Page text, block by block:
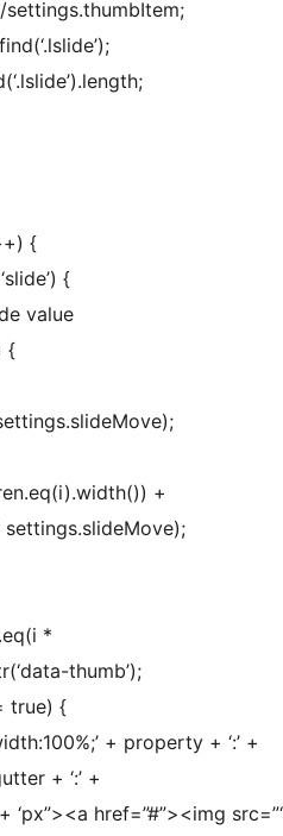
{
{
value
{
+
*
thumb’);
true) {
+ property + ‘:’ +
+ ‘:’ +
href=”#”><img src=”‘